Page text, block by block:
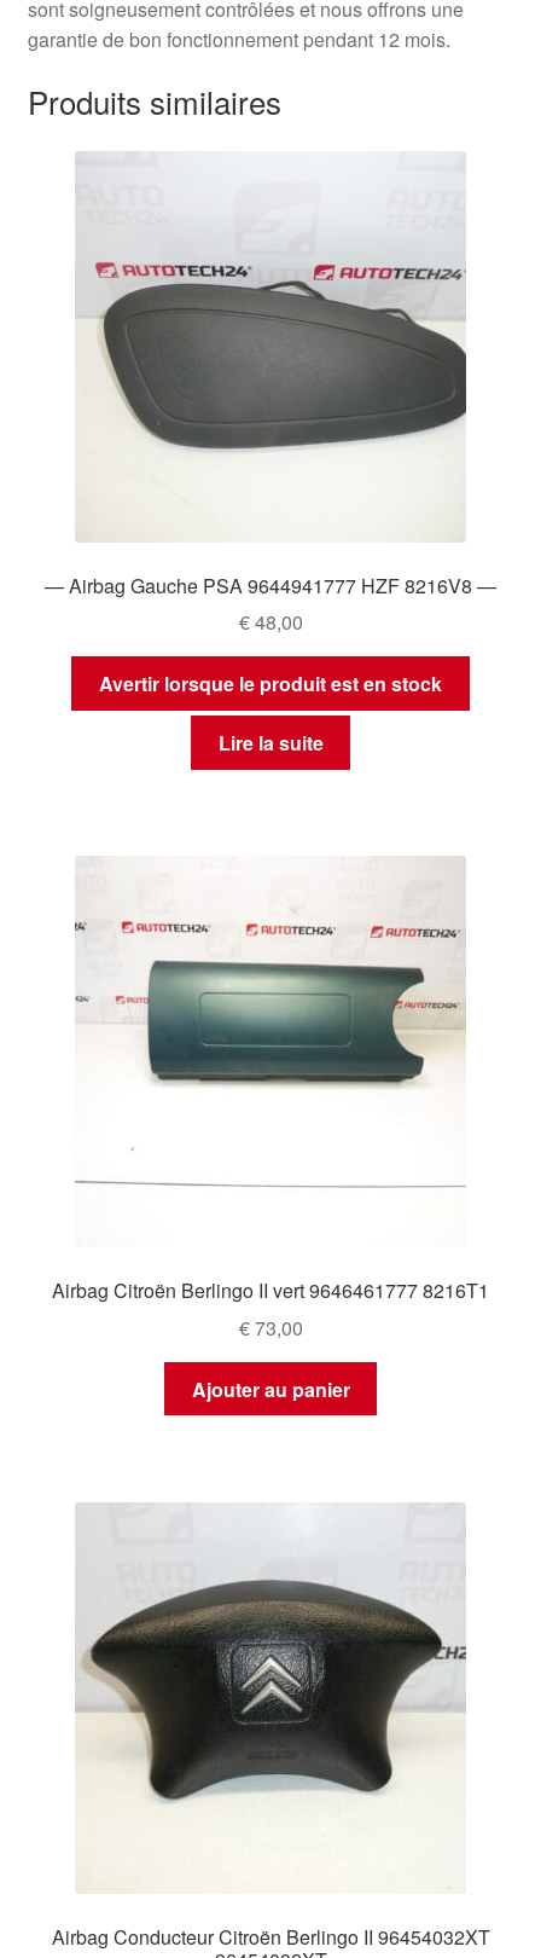
sont soigneusement contrôlées et nous offrons une
garantie de bon fonctionnement pendant 12 mois.
Produits similaires
— Airbag Gauche PSA 9644941777 HZF 8216V8 —
€48,00
Avertir lorsque le produit est en stock
Lire la suite
Airbag Citroën Berlingo II vert 9646461777 8216T1
€73,00
Ajouter au panier
Airbag Conducteur Citroën Berlingo II 96454032XT